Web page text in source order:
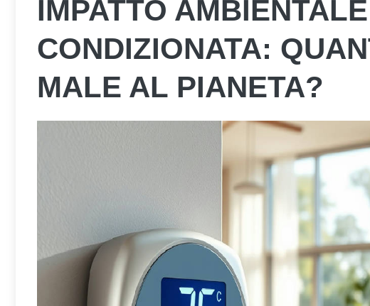
IMPATTO
CONDIZIONATA:
MALE AL PIANETA?